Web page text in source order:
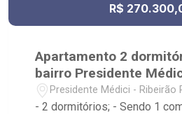
R$
Apartamento 2
bairro Presidente
Presidente Médici - Ribeirão
- 2 dormitórios; - Sendo 1